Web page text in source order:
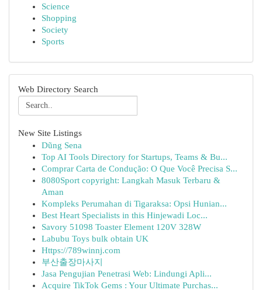
Science
Shopping
Society
Sports
Web Directory Search
New Site Listings
Dũng Sena
Top AI Tools Directory for Startups, Teams & Bu...
Comprar Carta de Condução: O Que Você Precisa S...
8080Sport copyright: Langkah Masuk Terbaru &
Aman
Kompleks Perumahan di Tigaraksa: Opsi Hunian...
Best Heart Specialists in this Hinjewadi Loc...
Savory 51098 Toaster Element 120V 328W
Labubu Toys bulk obtain UK
Https://789winnj.com
부산출장마사지
Jasa Pengujian Penetrasi Web: Lindungi Apli...
Acquire TikTok Gems : Your Ultimate Purchas...